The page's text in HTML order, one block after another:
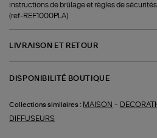
instructions de brûlage et règles de
(ref-REF1000PLA)
LIVRAISON ET RETOUR
DISPONIBILITÉ BOUTIQUE
Collections similaires : MAISON -
DIFFUSEURS